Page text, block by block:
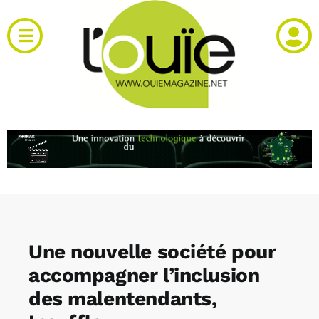
au
contenu
Toggle
Navigation
RH et emploi
Kiosque
Une nouvelle société pour
accompagner l’inclusion
des malentendants,